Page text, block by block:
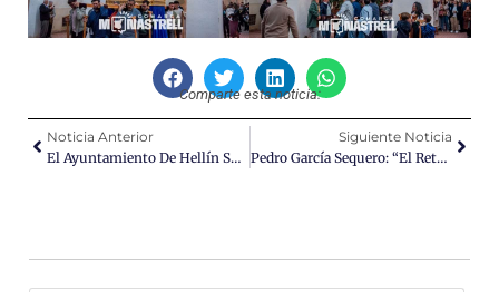
Comparte esta noticia:
Noticia Anterior
El Ayuntamiento De Hellín Solicita Ayudas Urgentes Tras La Devastadora Tormenta Del 10 De Mayo
Siguiente Noticia
Pedro García Sequero: “El Retraso No Se Debe A Nuestro Ayuntamiento, Los Plazos Los Marca La JCCM”